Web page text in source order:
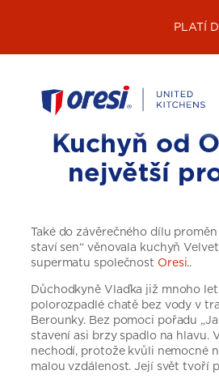
PLATÍ
Kuchyň od
největší
Také do závěrečného dílu
staví sen“ věnovala kuchyň
supermatu společnost Oresi..
Důchodkyně Vlaďka již mnoho
polorozpadlé chatě bez vody v
Berounky. Bez pomoci pořadu
stavení asi brzy spadlo na hlavu.
nechodí, protože kvůli nemocné
malou vzdálenost. Její svět tvoří